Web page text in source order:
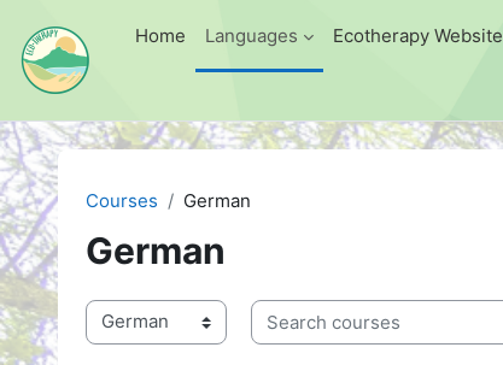
Home
Languages
Ecotherapy Website
Courses German
German
Course categories
Search courses